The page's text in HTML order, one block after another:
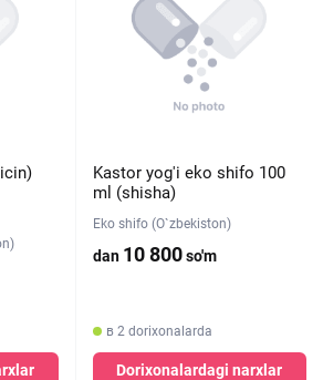
Kastor yog'i eko shifo 100
ml (shisha)
Eko shifo (O`zbekiston)
dan 10 800so'm
в 2 dorixonalarda
Dorixonalardagi narxlar